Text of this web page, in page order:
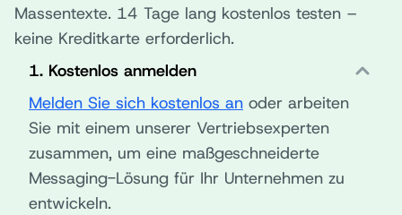
Massentexte. 14 Tage lang kostenlos testen –
keine Kreditkarte erforderlich.
1. Kostenlos anmelden
Melden Sie sich kostenlos an oder arbeiten
Sie mit einem unserer Vertriebsexperten
zusammen, um eine maßgeschneiderte
Messaging-Lösung für Ihr Unternehmen zu
entwickeln.